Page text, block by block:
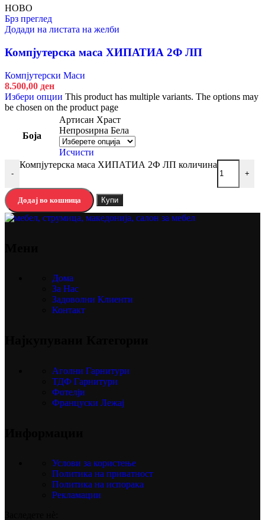
НОВО
Брз преглед
Додади на листата на желби
Компјутерска маса ХИПАТИА 2Ф ЛП
Компјутерски Маси
8.500,00 ден
Избери опции This product has multiple variants. The options may
be chosen on the product page
Боја
Артисан Храст
Непроѕирна Бела
Исчисти
-
Компјутерска маса ХИПАТИА 2Ф ЛП количина
+
Додај во кошница Купи
Дома
За Нас
Задоволни Клиенти
Контакт
Аголни Гарнитури
ТДФ Гарнитури
Фотелји
Француски Лежај
Услови за користење
Политика на приватност
Политика на испорака
Рекламации